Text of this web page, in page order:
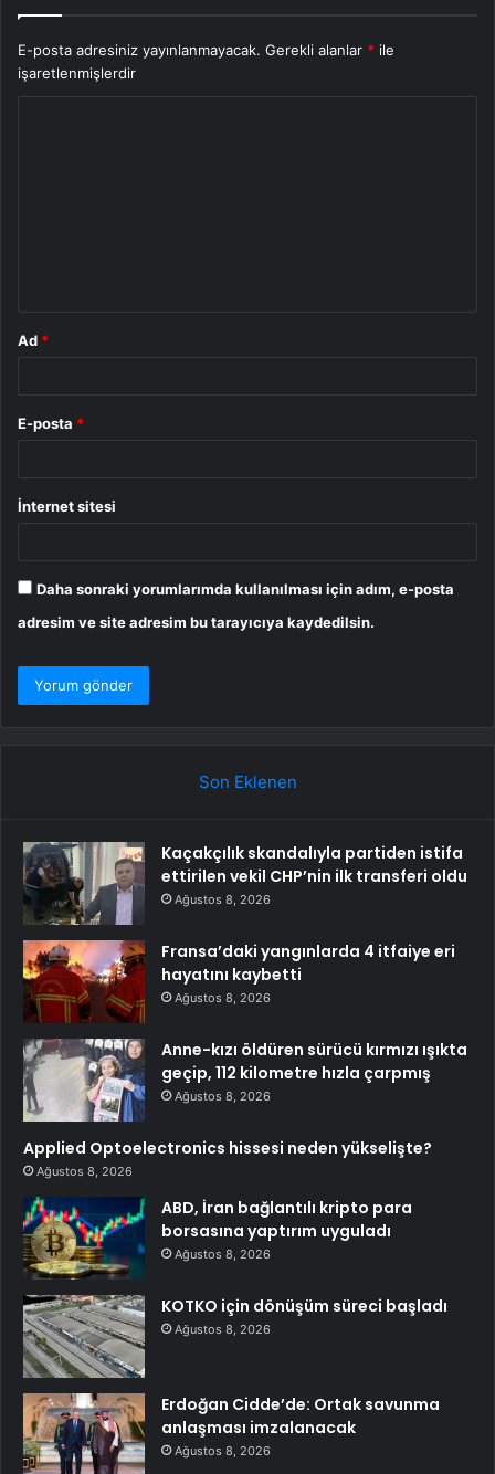
E-posta adresiniz yayınlanmayacak. Gerekli alanlar * ile
işaretlenmişlerdir
Ad *
E-posta *
İnternet sitesi
Daha sonraki yorumlarımda kullanılması için adım, e-posta
adresim ve site adresim bu tarayıcıya kaydedilsin.
Son Eklenen
Kaçakçılık skandalıyla partiden istifa
ettirilen vekil CHP’nin ilk transferi oldu
Ağustos 8, 2026
Fransa’daki yangınlarda 4 itfaiye eri
hayatını kaybetti
Ağustos 8, 2026
Anne-kızı öldüren sürücü kırmızı ışıkta
geçip, 112 kilometre hızla çarpmış
Ağustos 8, 2026
Applied Optoelectronics hissesi neden yükselişte?
Ağustos 8, 2026
ABD, İran bağlantılı kripto para
borsasına yaptırım uyguladı
Ağustos 8, 2026
KOTKO için dönüşüm süreci başladı
Ağustos 8, 2026
Erdoğan Cidde’de: Ortak savunma
anlaşması imzalanacak
Ağustos 8, 2026